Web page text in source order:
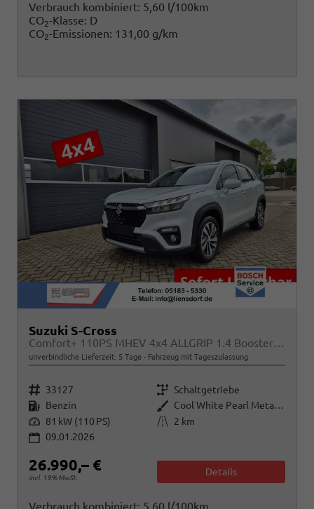
Verbrauch kombiniert: 5,60 l/100km
CO2-Klasse: D
CO2-Emissionen: 131,00 g/km
Suzuki S-Cross
Comfort+ 110PS MHEV 4x4 ALLGRIP 1.4 Boosterjet Teilleder Navi Klimaautomatik Sitzheizung ACC PDC v+h 4x Kamera Suzuki-Radio Apple CarPlay Android Auto Touchscreen 2xKeyless 17-LM
unverbindliche Lieferzeit: 5 Tage Fahrzeug mit Tageszulassung
Fahrzeugnr. 33127 Getriebe Schaltgetriebe
Kraftstoff Benzin Außenfarbe
Cool White Pearl Metallic
Leistung 81 kW (110 PS) Kilometerstand
2 km
09.01.2026
26.990,– €
incl. 19% MwSt.
Details
Verbrauch kombiniert: 5,60 l/100km